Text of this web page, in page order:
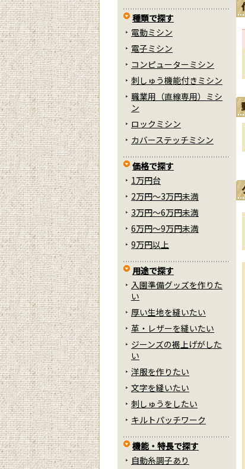
種類で探す
電動ミシン
電子ミシン
コンピューターミシン
刺しゅう機能付きミシン
職業用（直線専用）ミシ
ン
ロックミシン
カバーステッチミシン
価格で探す
1万円台
2万円～3万円未満
3万円～6万円未満
6万円～9万円未満
9万円以上
用途で探す
入園準備グッズを作りた
い
厚い生地を縫いたい
革・レザーを縫いたい
ジーンズの裾上げがした
い
洋服を作りたい
文字を縫いたい
刺しゅうをしたい
キルトパッチワーク
機能・特長で探す
自動糸調子あり